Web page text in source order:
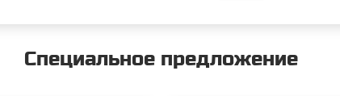
Специальное предложение